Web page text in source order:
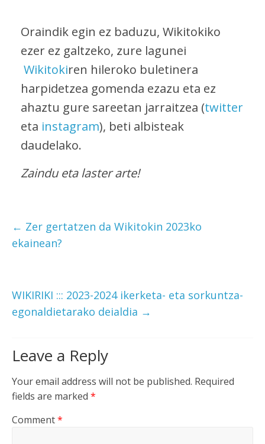
Oraindik egin ez baduzu, Wikitokiko
ezer ez galtzeko, zure lagunei
Wikitokiren hileroko buletinera
harpidetzea gomenda ezazu eta ez
ahaztu gure sareetan jarraitzea (twitter
eta instagram), beti albisteak
daudelako.
Zaindu eta laster arte!
← Zer gertatzen da Wikitokin 2023ko
ekainean?
WIKIRIKI ::: 2023-2024 ikerketa- eta sorkuntza-
egonaldietarako deialdia →
Leave a Reply
Your email address will not be published. Required
fields are marked *
Comment*